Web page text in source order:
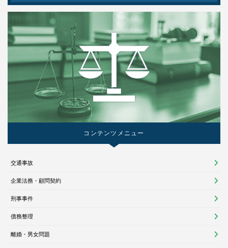
コンテンツメニュー
交通事故
企業法務・顧問契約
刑事事件
債務整理
離婚・男女問題